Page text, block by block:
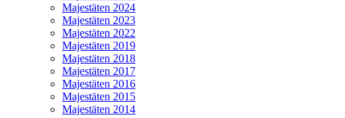
Majestäten 2024
Majestäten 2023
Majestäten 2022
Majestäten 2019
Majestäten 2018
Majestäten 2017
Majestäten 2016
Majestäten 2015
Majestäten 2014